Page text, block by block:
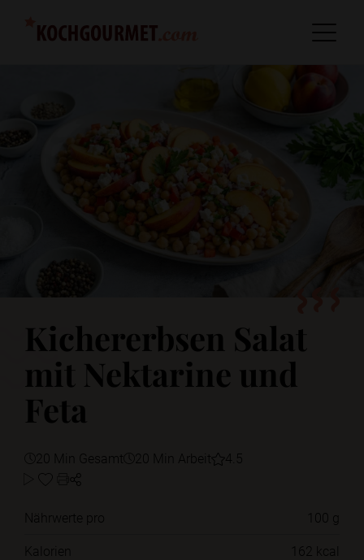
Kichererbsen Salat
mit Nektarine und
Feta
20 Min Gesamt 20 Min Arbeit 4.5
Nährwerte pro
100 g
Kalorien
162 kcal